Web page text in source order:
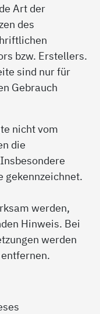
Art der
des
bzw. Erstellers.
sind nur für
Gebrauch
nicht vom
die
gekennzeichnet.
werden,
Hinweis. Bei
werden